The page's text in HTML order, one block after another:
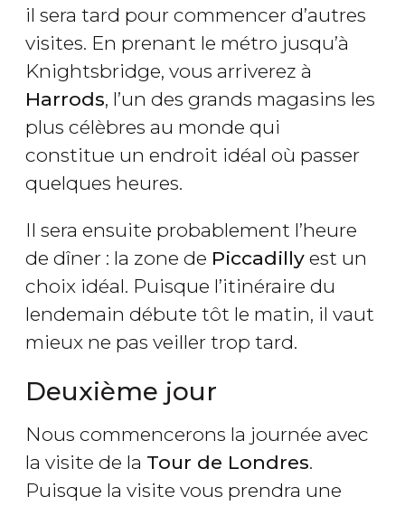
il sera tard pour commencer d’autres
visites. En prenant le métro jusqu’à
Knightsbridge, vous arriverez à
Harrods, l’un des grands magasins les
plus célèbres au monde qui
constitue un endroit idéal où passer
quelques heures.
Il sera ensuite probablement l’heure
de dîner : la zone de Piccadilly est un
choix idéal. Puisque l’itinéraire du
lendemain débute tôt le matin, il vaut
mieux ne pas veiller trop tard.
Deuxième jour
Nous commencerons la journée avec
la visite de la Tour de Londres.
Puisque la visite vous prendra une